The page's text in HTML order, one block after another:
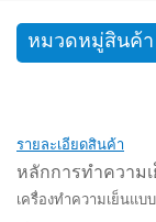
หมวดหมู่สินค้า
รายละเอียดสินค้า
หลักการทำความ
เครื่องทำความเย็นแ